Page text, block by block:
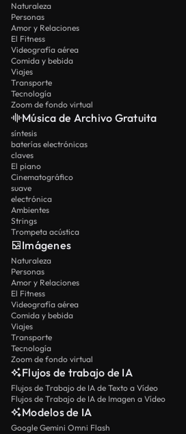
Naturaleza
Personas
Amor y Relaciones
El Fitness
Videografía aérea
Comida y bebida
Viajes
Transporte
Tecnología
Zoom de fondo virtual
Música de Archivo Gratuita
síntesis
baterías electrónicas
claves
El piano
Cinematográfico
suave
electrónica
Ambientes
Strings
Trompeta acústica
Imágenes
Naturaleza
Personas
Amor y Relaciones
El Fitness
Videografía aérea
Comida y bebida
Viajes
Transporte
Tecnología
Zoom de fondo virtual
Flujos de trabajo de IA
Flujos de Trabajo de IA de Texto a Vídeo
Flujos de Trabajo de IA de Imagen a Vídeo
Modelos de IA
Google Gemini Omni Flash